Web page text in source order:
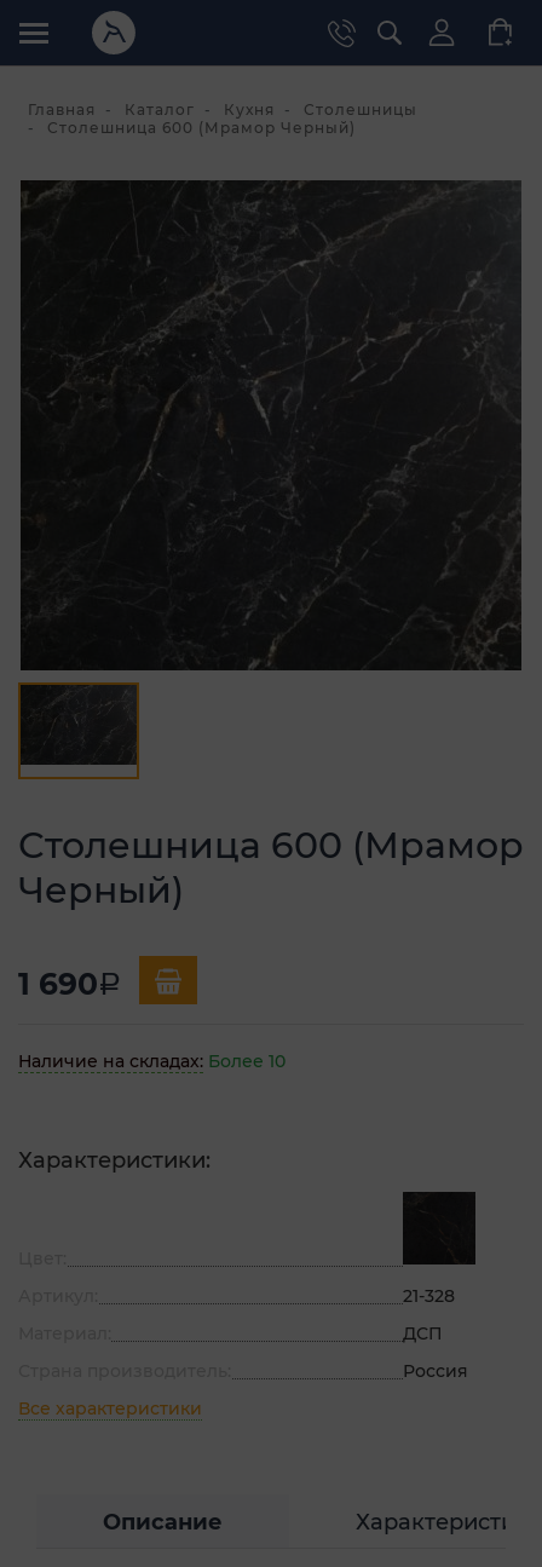
Главная Каталог Кухня
Столешницы
Столешница 600 (Мрамор Черный)
Столешница 600 (Мрамор
Черный)
1 690a
Наличие на складах: Более 10
Характеристики:
21-328
ДСП
Россия
Все характеристики
Описание Характеристики